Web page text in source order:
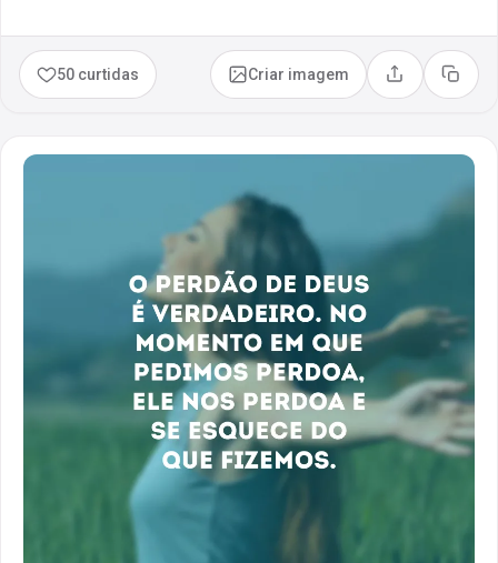
50 curtidas Criar imagem Compartilhar
Copiar